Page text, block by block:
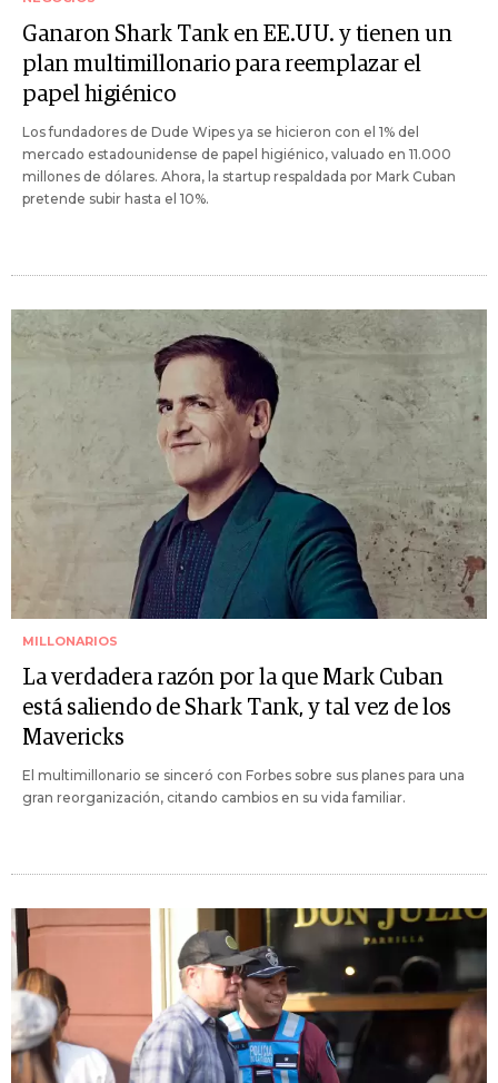
Ganaron Shark Tank en EE.UU. y tienen un
plan multimillonario para reemplazar el
papel higiénico
Los fundadores de Dude Wipes ya se hicieron con el 1% del
mercado estadounidense de papel higiénico, valuado en 11.000
millones de dólares. Ahora, la startup respaldada por Mark Cuban
pretende subir hasta el 10%.
MILLONARIOS
La verdadera razón por la que Mark Cuban
está saliendo de Shark Tank, y tal vez de los
Mavericks
El multimillonario se sinceró con Forbes sobre sus planes para una
gran reorganización, citando cambios en su vida familiar.